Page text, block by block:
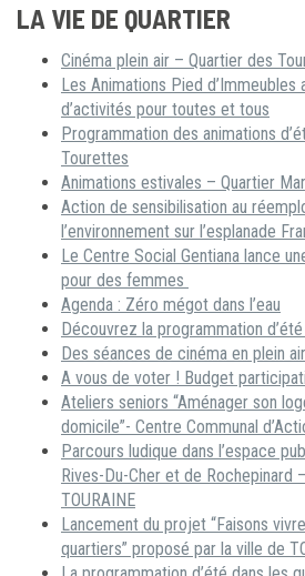
LA VIE DE QUARTIER
Cinéma plein air – Quartier des
Les Animations Pied d’Immeubles
d’activités pour toutes et tous
Programmation des animations
Tourettes
Animations estivales – Quartier
Action de sensibilisation au
l’environnement sur l’esplanade
Le Centre Social Gentiana lance
pour des femmes
Agenda : Zéro mégot dans l’eau
Découvrez la programmation
Des séances de cinéma en plein
A vous de voter ! Budget
Ateliers seniors “Aménager son
domicile”- Centre Communal
Parcours ludique dans l’espace
Rives-Du-Cher et de Rochepinard
TOURAINE
Lancement du projet “Faisons
quartiers” proposé par la ville de